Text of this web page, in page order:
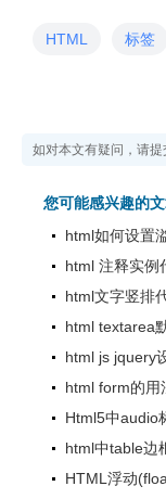
HTML 标签
如对本文有疑问，请
您可能感兴趣的
html如何设置
html 注释实例
html文字竖排
html textarea
html js jquery
html form的用
Html5中audio
html中table边
HTML浮动